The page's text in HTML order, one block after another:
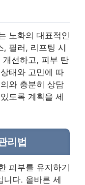
노화의 대표적인
, 필러, 리프팅 시
선하고, 피부 탄
태와 고민에 따
와 충분히 상담
도록 계획을 세
리법
피부를 유지하기
니다. 올바른 세